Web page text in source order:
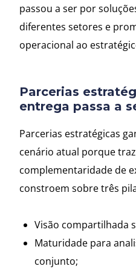
passou a ser por
diferentes setores e
operacional ao
Parcerias
entrega passa a
Parcerias estratégicas
cenário atual porque
complementaridade de
constroem sobre três
Visão compartilhada
Maturidade para
conjunto;